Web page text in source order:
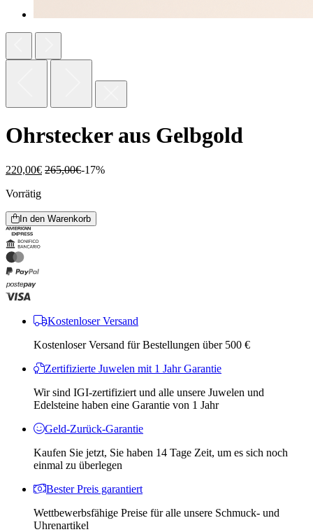
Ohrstecker aus Gelbgold
220,00€ 265,00€-17%
Vorrätig
In den Warenkorb
Kostenloser Versand
Kostenloser Versand für Bestellungen über 500 €
Zertifizierte Juwelen mit 1 Jahr Garantie
Wir sind IGI-zertifiziert und alle unsere Juwelen und
Edelsteine ​​haben eine Garantie von 1 Jahr
Geld-Zurück-Garantie
Kaufen Sie jetzt, Sie haben 14 Tage Zeit, um es sich noch
einmal zu überlegen
Bester Preis garantiert
Wettbewerbsfähige Preise für alle unsere Schmuck- und
Uhrenartikel